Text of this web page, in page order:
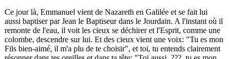
Ce jour là, Emmanuel vient de Nazareth en Galilée et se fait lui
aussi baptiser par Jean le Baptiseur dans le Jourdain. A l'instant où il
remonte de l'eau, il voit les cieux se déchirer et l'Esprit, comme une
colombe, descendre sur lui. Et des cieux vient une voix: "Tu es mon
Fils bien-aimé, il m'a plu de te choisir", et toi, tu entends clairement